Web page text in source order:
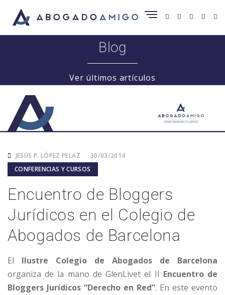
Blog
Ver últimos artículos
JESÚS P. LÓPEZ PELAZ
30/03/2014
CONFERENCIAS Y CURSOS
Encuentro de Bloggers
Jurídicos en el Colegio de
Abogados de Barcelona
El Ilustre Colegio de Abogados de Barcelona
organiza de la mano de GlenLivet el II Encuentro de
Bloggers Jurídicos “Derecho en Red”. En este evento